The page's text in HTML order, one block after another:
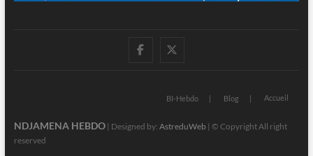
facebook
BI-Hebdo Blog Accueil
NDJAMENA HEBDO| Designed by: AstreduWeb | © Copyright All right
reserved